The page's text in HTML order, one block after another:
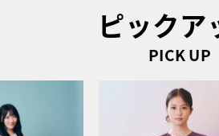
ピックア
PICK UP